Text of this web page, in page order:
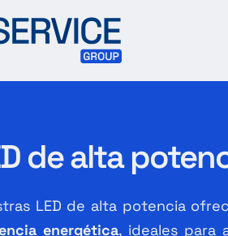
de alta
LED de alta potencia
energética, ideales para